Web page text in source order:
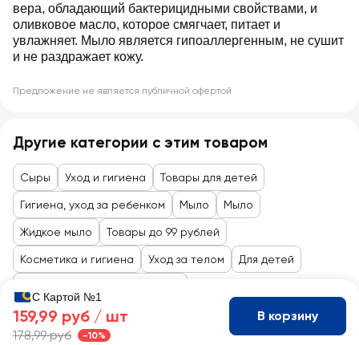
вера, обладающий бактерицидными свойствами, и
оливковое масло, которое смягчает, питает и
увлажняет. Мыло является гипоаллергенным, не сушит
и не раздражает кожу.
Предложение не является публичной офертой
Другие категории с этим товаром
Сыры Уход и гигиена Товары для детей
Гигиена, уход за ребенком Мыло Мыло
Жидкое мыло Товары до 99 рублей
Косметика и гигиена Уход за телом Для детей
С Картой №1
159,99 руб / шт
178,99 руб -10%
В корзину